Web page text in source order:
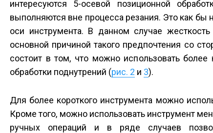
интересуются 5-осевой позиционной
выполняются вне процесса резания. Это как
оси инструмента. В данном случае
основной причиной такого предпочтения со
состоит в том, что можно использовать
обработки поднутрений (рис. 2 и 3).
Для более короткого инструмента можно
Кроме того, можно использовать инструмент
ручных операций и в ряде случаев